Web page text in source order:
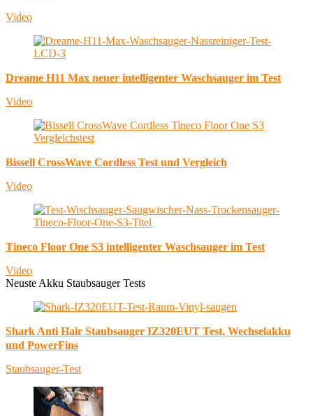
Video
Dreame H11 Max neuer intelligenter Waschsauger im Test
Video
Bissell CrossWave Cordless Test und Vergleich
Video
Tineco Floor One S3 intelligenter Waschsauger im Test
Video
Neuste Akku Staubsauger Tests
Shark Anti Hair Staubsauger IZ320EUT Test, Wechselakku
und PowerFins
Staubsauger-Test